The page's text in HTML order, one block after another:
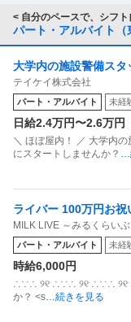
< 自分のペースで、シフ
パート・アルバイト（
大学内の施設警備ス
テイケイ株式会社
パート・アルバイト 未経
日給2.4万円〜2.6万円
＼ ほぼ屋内！ ／ 大学内
にスタートしませんか？ …
ライバー 100万円お祝
MILK LIVE ～みるくらいぶ
パート・アルバイト 未経
時給6,000円
∴∵∴ ୨୧ ∴∵∴ ୨୧ ∴∵∴ ୨୧
か？ <s…続きを見る